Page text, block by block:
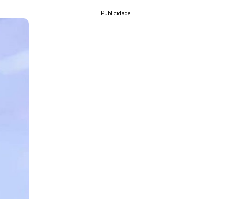
Publicidade